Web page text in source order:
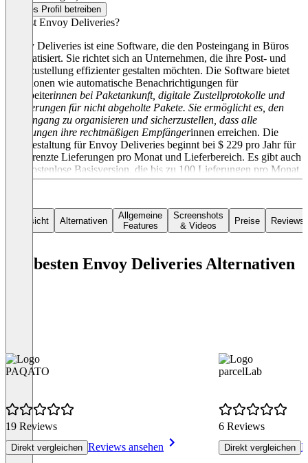
Dieses Profil betreiben
Was ist Envoy Deliveries?
Envoy Deliveries ist eine Software, die den Posteingang in Büros
automatisiert. Sie richtet sich an Unternehmen, die ihre Post- und
Paketzustellung effizienter gestalten möchten. Die Software bietet
Funktionen wie automatische Benachrichtigungen für
Mitarbeiterinnen bei Paketankunft, digitale Zustellprotokolle und
Erinnerungen für nicht abgeholte Pakete. Sie ermöglicht es, den
Posteingang zu organisieren und sicherzustellen, dass alle
Lieferungen ihre rechtmäßigen Empfängerinnen erreichen. Die
Preisgestaltung für Envoy Deliveries beginnt bei $ 229 pro Jahr für
unbegrenzte Lieferungen pro Monat und Lieferbereich. Es gibt auch
eine kostenlose Basisversion, die bis zu 100 Lieferungen pro Monat
über alle Lieferbereiche des Unternehmens hinweg ermöglicht.
Übersicht Alternativen
Allgemeine
Features
Screenshots
& Videos
Preise Reviews
Die besten Envoy Deliveries Alternativen
PAQATO
19 Reviews
Direkt vergleichen Reviews ansehen
parcelLab
6 Reviews
Direkt vergleichen